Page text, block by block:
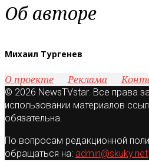
Об авторе
Михаил Тургенев
О проекте Реклама
© 2026 NewsTVstar. Все права
использовании материалов
обязательна.
По вопросам редакционной
обращаться на: admin@skuky.net